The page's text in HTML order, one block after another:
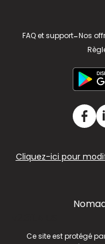
FAQ et support-Nos
Cliquez-ici pour
Ce site est protégé